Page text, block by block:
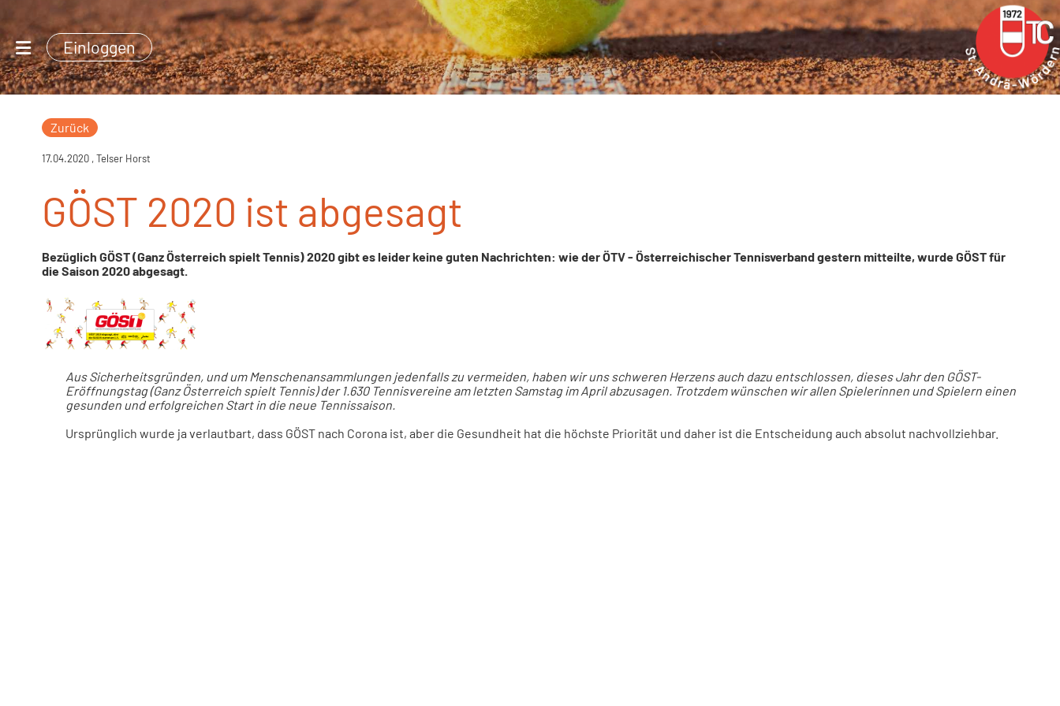
Einloggen
Zurück
17.04.2020 , Telser Horst
GÖST 2020 ist abgesagt
Bezüglich GÖST (Ganz Österreich spielt Tennis) 2020 gibt es leider keine guten Nachrichten: wie der ÖTV - Österreichischer Tennisverband gestern mitteilte, wurde GÖST für
die Saison 2020 abgesagt.
Aus Sicherheitsgründen, und um Menschenansammlungen jedenfalls zu vermeiden, haben wir uns schweren Herzens auch dazu entschlossen, dieses Jahr den GÖST-
Eröffnungstag (Ganz Österreich spielt Tennis)der 1.630 Tennisvereine am letzten Samstag im April abzusagen. Trotzdem wünschen wir allen Spielerinnen und Spielern einen
gesunden und erfolgreichen Start in die neue Tennissaison.
Ursprünglich wurde ja verlautbart, dass GÖST nach Corona ist, aber die Gesundheit hat die höchste Priorität und daher ist die Entscheidung auch absolut nachvollziehbar.